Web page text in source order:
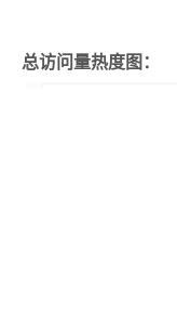
总访问量热度图：